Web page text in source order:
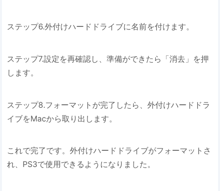
ステップ6.外付けハードドライブに名前を付けます。
ステップ7.設定を再確認し、準備ができたら「消去」を押
します。
ステップ8.フォーマットが完了したら、外付けハードドラ
イブをMacから取り出します。
これで完了です。外付けハードドライブがフォーマットさ
れ、PS3で使用できるようになりました。